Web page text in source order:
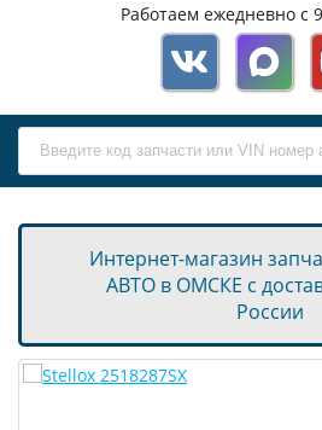
Работаем ежедневно с
Интернет-магазин
АВТО в ОМСКЕ с
России